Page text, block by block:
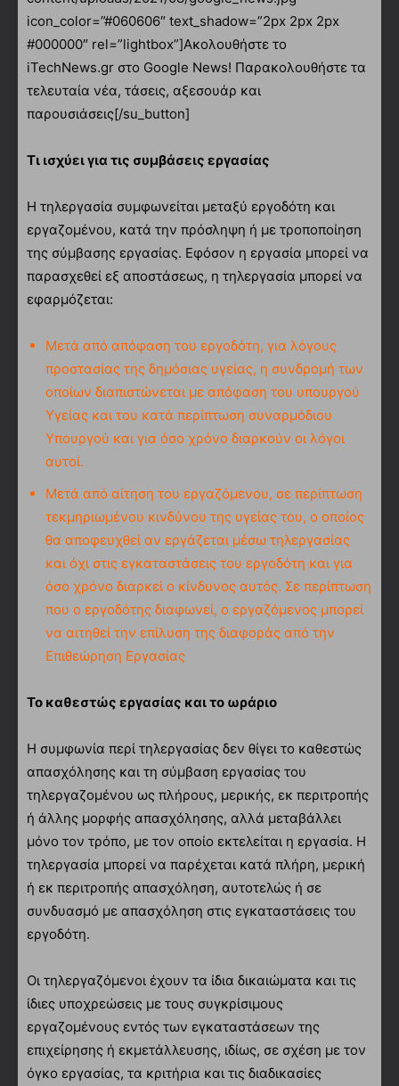
icon_color=”#060606″ text_shadow=”2px 2px 2px
#000000″ rel=”lightbox”]Ακολουθήστε το
iTechNews.gr στο Google News! Παρακολουθήστε τα
τελευταία νέα, τάσεις, αξεσουάρ και
παρουσιάσεις[/su_button]
Τι ισχύει για τις συμβάσεις εργασίας
Η τηλεργασία συμφωνείται μεταξύ εργοδότη και
εργαζομένου, κατά την πρόσληψη ή με τροποποίηση
της σύμβασης εργασίας. Εφόσον η εργασία μπορεί να
παρασχεθεί εξ αποστάσεως, η τηλεργασία μπορεί να
εφαρμόζεται:
Μετά από απόφαση του εργοδότη, για λόγους
προστασίας της δημόσιας υγείας, η συνδρομή των
οποίων διαπιστώνεται με απόφαση του υπουργού
Υγείας και του κατά περίπτωση συναρμόδιου
Υπουργού και για όσο χρόνο διαρκούν οι λόγοι
αυτοί.
Μετά από αίτηση του εργαζόμενου, σε περίπτωση
τεκμηριωμένου κινδύνου της υγείας του, ο οποίος
θα αποφευχθεί αν εργάζεται μέσω τηλεργασίας
και όχι στις εγκαταστάσεις του εργοδότη και για
όσο χρόνο διαρκεί ο κίνδυνος αυτός. Σε περίπτωση
που ο εργοδότης διαφωνεί, ο εργαζόμενος μπορεί
να αιτηθεί την επίλυση της διαφοράς από την
Επιθεώρηση Εργασίας
Το καθεστώς εργασίας και το ωράριο
Η συμφωνία περί τηλεργασίας δεν θίγει το καθεστώς
απασχόλησης και τη σύμβαση εργασίας του
τηλεργαζομένου ως πλήρους, μερικής, εκ περιτροπής
ή άλλης μορφής απασχόλησης, αλλά μεταβάλλει
μόνο τον τρόπο, με τον οποίο εκτελείται η εργασία. Η
τηλεργασία μπορεί να παρέχεται κατά πλήρη, μερική
ή εκ περιτροπής απασχόληση, αυτοτελώς ή σε
συνδυασμό με απασχόληση στις εγκαταστάσεις του
εργοδότη.
Οι τηλεργαζόμενοι έχουν τα ίδια δικαιώματα και τις
ίδιες υποχρεώσεις με τους συγκρίσιμους
εργαζομένους εντός των εγκαταστάσεων της
επιχείρησης ή εκμετάλλευσης, ιδίως, σε σχέση με τον
όγκο εργασίας, τα κριτήρια και τις διαδικασίες